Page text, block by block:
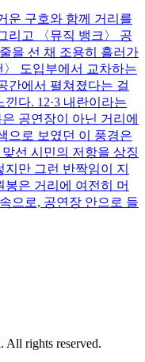
운 구호와 함께 거리를
리고 〈뮤직 뱅크〉 공
을 선 채 조용히 흘러가
도입부에서 교차하는
간에서 펼쳐졌다는 걸
다. 12·3 내란이라는
공연장이 아닌 거리에
으로 보였던 이 풍경은
선 시민의 저항을 상징
만 그런 반짝임이 지
은 거리에 여전히 머
으로, 공연장 안으로 들
All rights reserved.